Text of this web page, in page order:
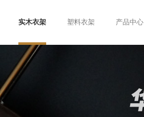
实木衣架 塑料衣架 产品中心